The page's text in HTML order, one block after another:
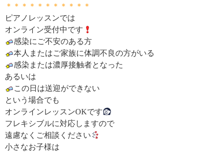
＊＊＊＊＊＊＊＊＊＊＊
ピアノレッスンでは
オンライン受付中です
感染にご不安のある方
本人またはご家族に体調不良の方がいる
感染または濃厚接触者となった
あるいは
この日は送迎ができない
という場合でも
オンラインレッスンOKです
フレキシブルに対応しますので
遠慮なくご相談ください
小さなお子様は